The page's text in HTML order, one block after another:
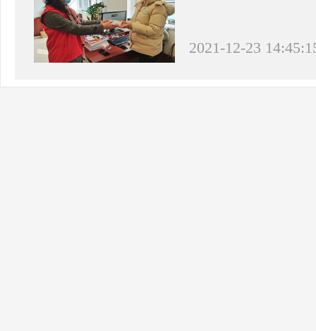
2021-12-23